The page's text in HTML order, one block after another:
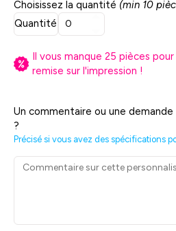
Choisissez la quantité (min 10
Quantité
Il vous manque 25 pièces
remise sur l'impression !
Un commentaire ou une
?
Précisé si vous avez des spécifications